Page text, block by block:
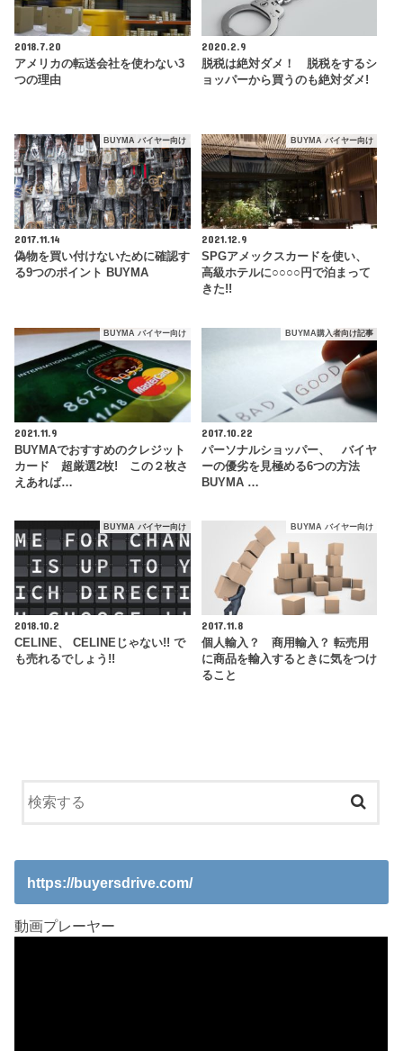
2018.7.20
アメリカの転送会社を使わない3
つの理由
2020.2.9
脱税は絶対ダメ！ 脱税をするシ
ョッパーから買うのも絶対ダメ!
BUYMA バイヤー向け
2017.11.14
偽物を買い付けないために確認す
る9つのポイント BUYMA
BUYMA バイヤー向け
2021.12.9
SPGアメックスカードを使い、
高級ホテルに○○○○円で泊まって
きた!!
BUYMA バイヤー向け
2021.11.9
BUYMAでおすすめのクレジット
カード 超厳選2枚! この２枚さ
えあれば…
BUYMA購入者向け記事
2017.10.22
パーソナルショッパー、 バイヤ
ーの優劣を見極める6つの方法
BUYMA …
BUYMA バイヤー向け
2018.10.2
CELINE、 CELINEじゃない!! で
も売れるでしょう!!
BUYMA バイヤー向け
2017.11.8
個人輸入？ 商用輸入？ 転売用
に商品を輸入するときに気をつけ
ること
https://buyersdrive.com/
動画プレーヤー